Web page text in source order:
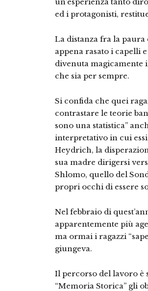
ed i protagonisti,
La distanza fra la
appena rasato i capelli
divenuta magicamente
che sia per sempre.
Si confida che quei
contrastare le teorie
sono una statistica”
interpretativo in cui
Heydrich, la
sua madre dirigersi
Shlomo, quello del
propri occhi di essere
Nel febbraio di
apparentemente più
ma ormai i ragazzi
giungeva.
Il percorso del lavoro è
“Memoria Storica” gli